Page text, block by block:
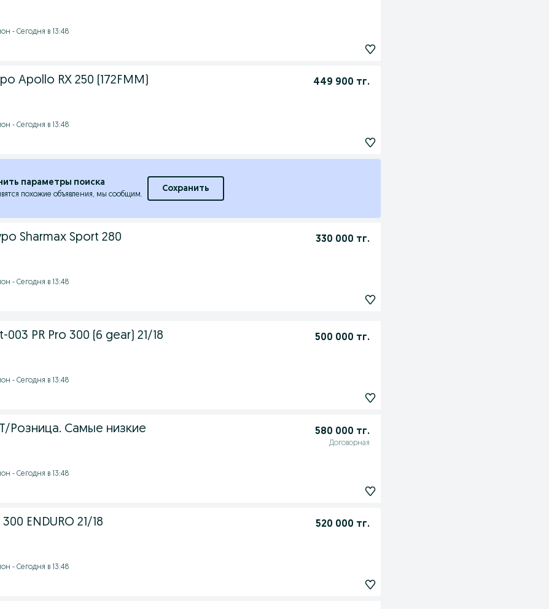
- Сегодня в 13:48
Apollo RX 250 (172FMM) 449 900 тг.
- Сегодня в 13:48
параметры поиска
похожие объявления, мы сообщим.
Сохранить
Sharmax Sport 280 330 000 тг.
- Сегодня в 13:48
PR Pro 300 (6 gear) 21/18 500 000 тг.
- Сегодня в 13:48
Розница. Самые низкие
580 000 тг.
Договорная
- Сегодня в 13:48
ENDURO 21/18 520 000 тг.
- Сегодня в 13:48